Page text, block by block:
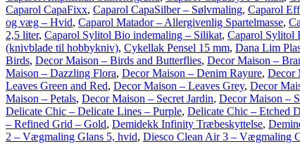
Caparol CapaFixx, Caparol CapaSilber – Sølvmaling, Caparol
og væg – Hvid, Caparol Matador – Allergivenlig Spartelmasse,
2,5 liter, Caparol Sylitol Bio indemaling – Silikat, Caparol Sylitol
(knivblade til hobbykniv), Cykellak Pensel 15 mm, Dana Lim
Birds, Decor Maison – Birds and Butterflies, Decor Maison –
Maison – Dazzling Flora, Decor Maison – Denim Rayure, Decor
Leaves Green and Red, Decor Maison – Leaves Grey, Decor
Maison – Petals, Decor Maison – Secret Jardin, Decor Maison –
Delicate Chic – Delicate Lines – Purple, Delicate Chic – Etched
– Refined Grid – Gold, Demidekk Infinity Træbeskyttelse,
2 – Vægmaling Glans 5, hvid, Diesco Clean Air 3 – Vægmaling